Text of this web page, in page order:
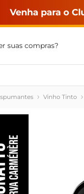
Venha para o
suas compras?
Vinho Tinto